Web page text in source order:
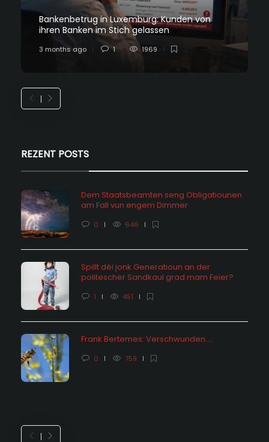
Bankenbetrug in Luxemburg: Kunden von
ihren Banken im Stich gelassen
3 months ago 1 1969
REZENT POSTS
Dem Staatsbeamten seng Obligatiounen
am Fall vun engem Dimmer
0 646
Spillt déi jonk Generatioun an der
politescher Sandkaul grad mam Feier?
1 451
Frank Bertemes: Verschwunden….
0 759